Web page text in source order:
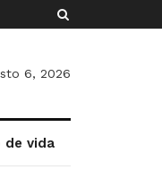
6, 2026
de vida